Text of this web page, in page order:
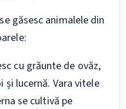
găsesc animalele din
cu grăunte de ovăz,
și lucernă. Vara vitele
se cultivă pe